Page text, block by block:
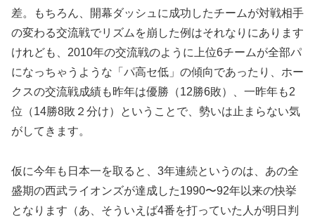
差。もちろん、開幕ダッシュに成功したチームが対戦相手
の変わる交流戦でリズムを崩した例はそれなりにあります
けれども、2010年の交流戦のように上位6チームが全部パ
になっちゃうような「パ高セ低」の傾向であったり、ホー
クスの交流戦成績も昨年は優勝（12勝6敗）、一昨年も2
位（14勝8敗２分け）ということで、勢いは止まらない気
がしてきます。
仮に今年も日本一を取ると、3年連続というのは、あの全
盛期の西武ライオンズが達成した1990〜92年以来の快挙
となります（あ、そういえば4番を打っていた人が明日判